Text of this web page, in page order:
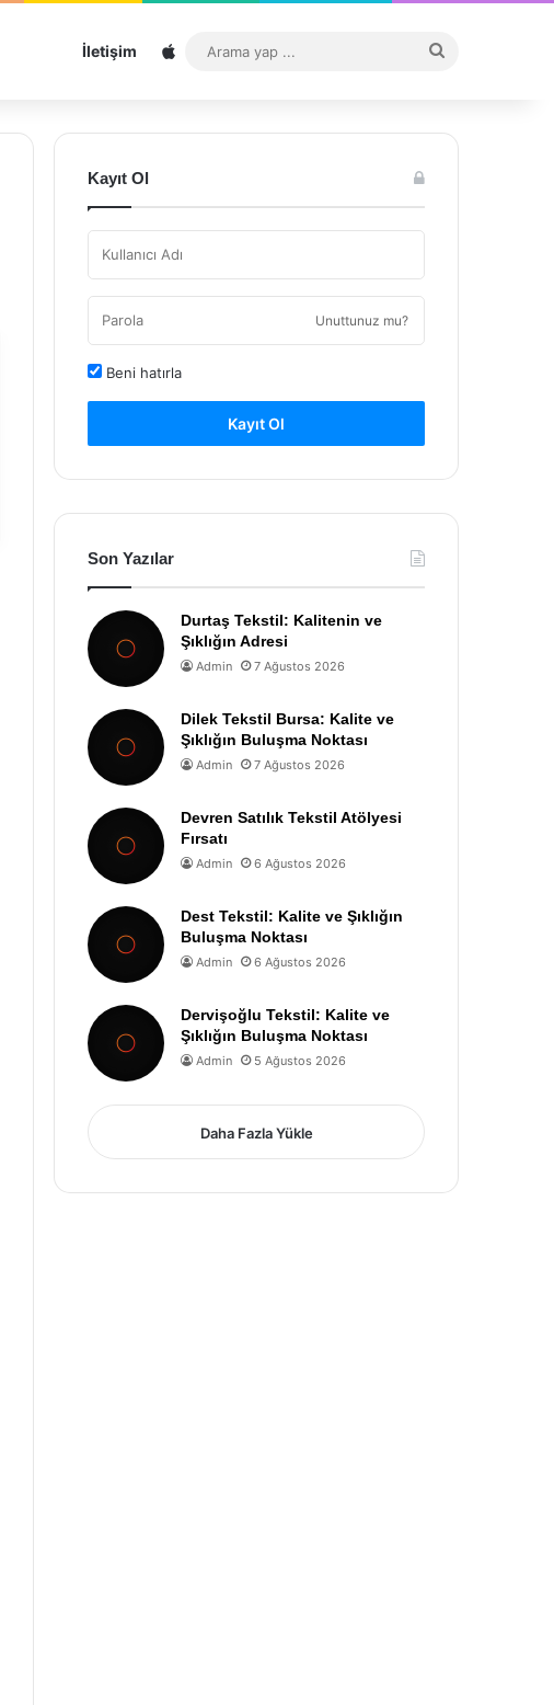
İletişim Sitemap
...
Kayıt Ol
Unuttunuz mu?
Beni hatırla
Kayıt Ol
Son Yazılar
Durtaş Tekstil: Kalitenin ve
Şıklığın Adresi
Admin 7 Ağustos 2026
Dilek Tekstil Bursa: Kalite ve
Şıklığın Buluşma Noktası
Admin 7 Ağustos 2026
Devren Satılık Tekstil Atölyesi
Fırsatı
Admin 6 Ağustos 2026
Dest Tekstil: Kalite ve Şıklığın
Buluşma Noktası
Admin 6 Ağustos 2026
Dervişoğlu Tekstil: Kalite ve
Şıklığın Buluşma Noktası
Admin 5 Ağustos 2026
Daha Fazla Yükle